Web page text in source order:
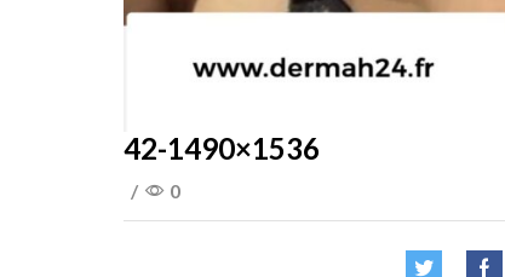
42-1490×1536
/ 0